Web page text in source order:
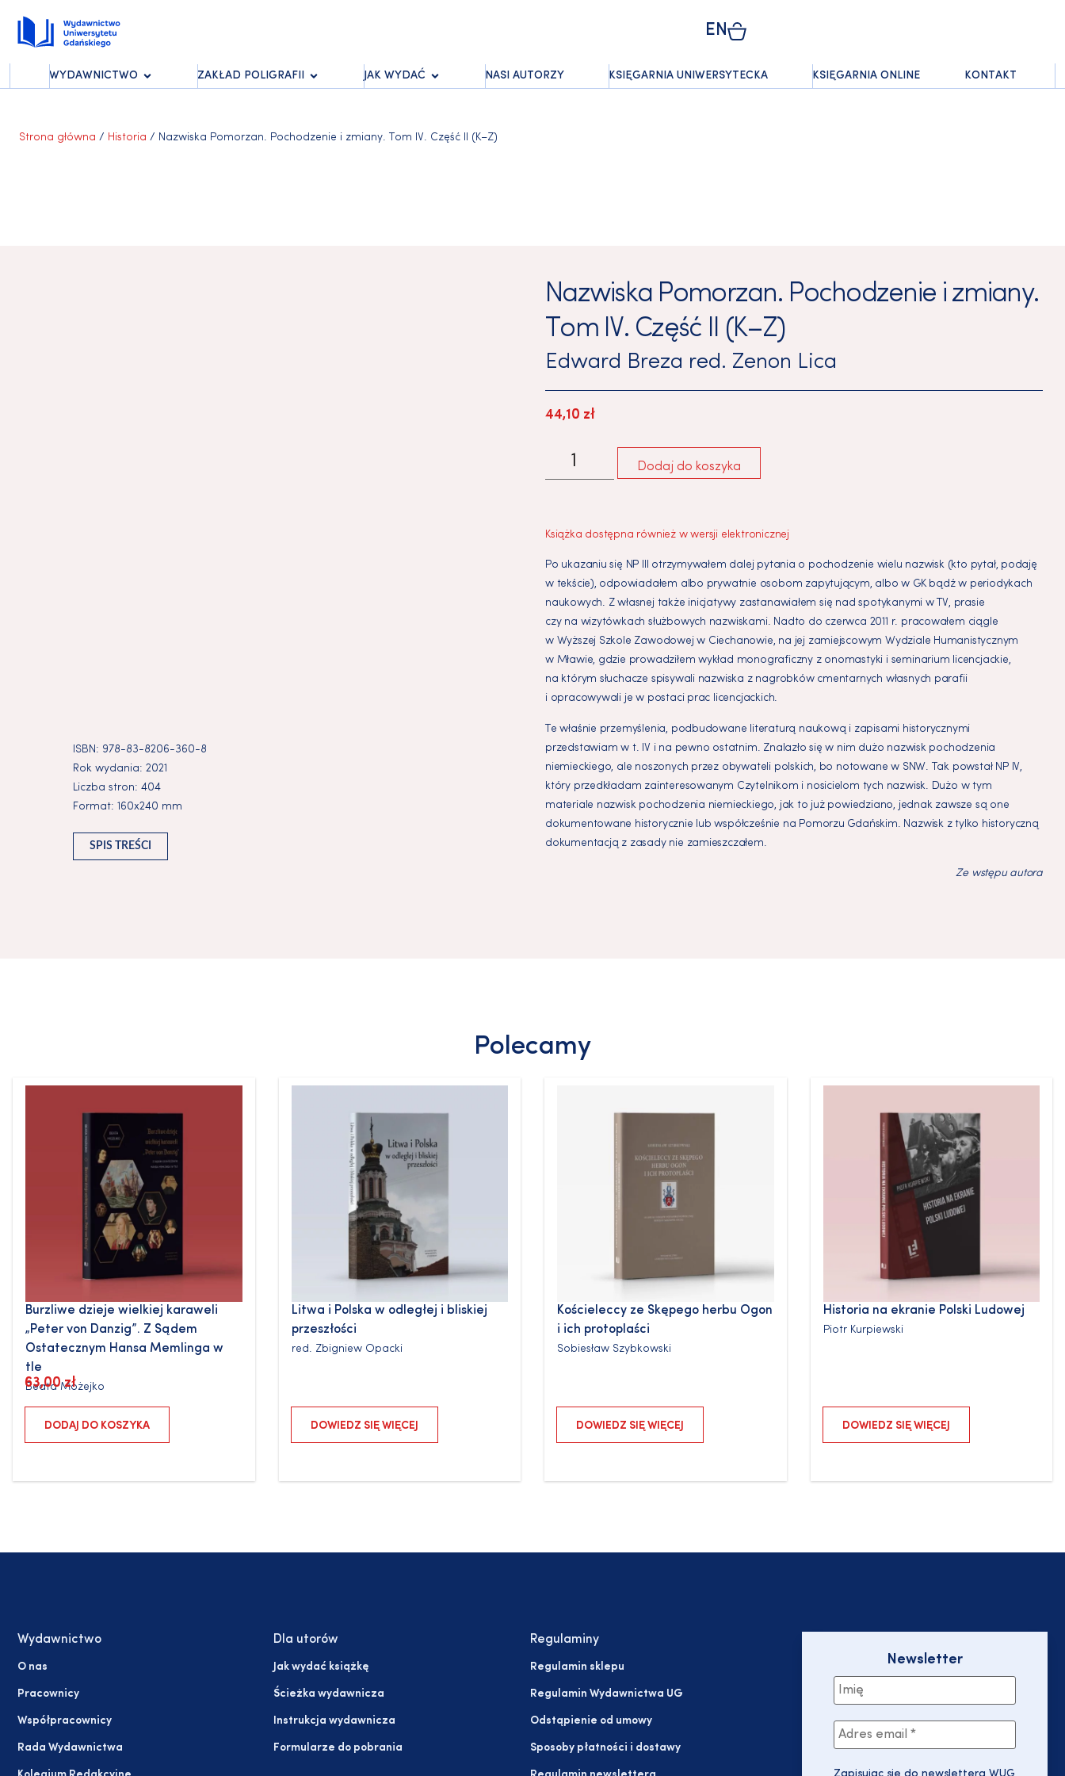
EN
WYDAWNICTWO ZAKŁAD POLIGRAFII JAK WYDAĆ NASI AUTORZY KSIĘGARNIA UNIWERSYTECKA KSIĘGARNIA ONLINE KONTAKT
Strona główna / Historia / Nazwiska Pomorzan. Pochodzenie i zmiany. Tom IV. Część II (K–Z)
ISBN: 978-83-8206-360-8
Rok wydania: 2021
Liczba stron: 404
Format: 160x240 mm
SPIS TREŚCI
Nazwiska Pomorzan. Pochodzenie i zmiany.
Tom IV. Część II (K–Z)
Edward Breza red. Zenon Lica
44,10 zł
Dodaj do koszyka
Książka dostępna również w wersji elektronicznej
Po ukazaniu się NP III otrzymywałem dalej pytania o pochodzenie wielu nazwisk (kto pytał, podaję
w tekście), odpowiadałem albo prywatnie osobom zapytującym, albo w GK bądź w periodykach
naukowych. Z własnej także inicjatywy zastanawiałem się nad spotykanymi w TV, prasie
czy na wizytówkach służbowych nazwiskami. Nadto do czerwca 2011 r. pracowałem ciągle
w Wyższej Szkole Zawodowej w Ciechanowie, na jej zamiejscowym Wydziale Humanistycznym
w Mławie, gdzie prowadziłem wykład monograficzny z onomastyki i seminarium licencjackie,
na którym słuchacze spisywali nazwiska z nagrobków cmentarnych własnych parafii
i opracowywali je w postaci prac licencjackich.
Te właśnie przemyślenia, podbudowane literaturą naukową i zapisami historycznymi
przedstawiam w t. IV i na pewno ostatnim. Znalazło się w nim dużo nazwisk pochodzenia
niemieckiego, ale noszonych przez obywateli polskich, bo notowane w SNW. Tak powstał NP IV,
który przedkładam zainteresowanym Czytelnikom i nosicielom tych nazwisk. Dużo w tym
materiale nazwisk pochodzenia niemieckiego, jak to już powiedziano, jednak zawsze są one
dokumentowane historycznie lub współcześnie na Pomorzu Gdańskim. Nazwisk z tylko historyczną
dokumentacją z zasady nie zamieszczałem.
Ze wstępu autora
Polecamy
Burzliwe dzieje wielkiej karaweli
„Peter von Danzig”. Z Sądem
Ostatecznym Hansa Memlinga w
tle
Beata Możejko
63,00zł
DODAJ DO KOSZYKA
Litwa i Polska w odległej i bliskiej
przeszłości
red. Zbigniew Opacki
DOWIEDZ SIĘ WIĘCEJ
Kościeleccy ze Skępego herbu Ogon
i ich protoplaści
Sobiesław Szybkowski
DOWIEDZ SIĘ WIĘCEJ
Historia na ekranie Polski Ludowej
Piotr Kurpiewski
DOWIEDZ SIĘ WIĘCEJ
Wydawnictwo
O nas
Pracownicy
Współpracownicy
Rada Wydawnictwa
Dla utorów
Jak wydać książkę
Ścieżka wydawnicza
Instrukcja wydawnicza
Formularze do pobrania
Regulaminy
Regulamin sklepu
Regulamin Wydawnictwa UG
Odstąpienie od umowy
Sposoby płatności i dostawy
Newsletter